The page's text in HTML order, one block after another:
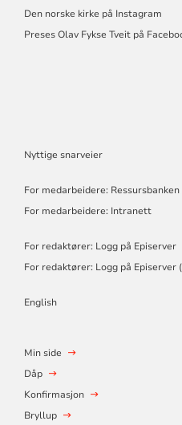
Den norske kirke på Instagram
Preses Olav Fykse Tveit på
Nyttige snarveier
For medarbeidere: Ressursbanken
For medarbeidere: Intranett
For redaktører: Logg på Episerver
For redaktører: Logg på Episerver
English
Min side
Dåp
Konfirmasjon
Bryllup